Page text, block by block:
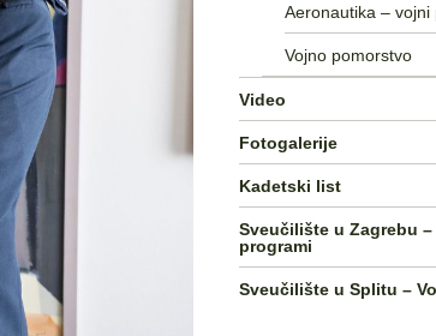
Aeronautika – vojni
Vojno pomorstvo
Video
Fotogalerije
Kadetski list
Sveučilište u Zagrebu
programi
Sveučilište u Splitu –